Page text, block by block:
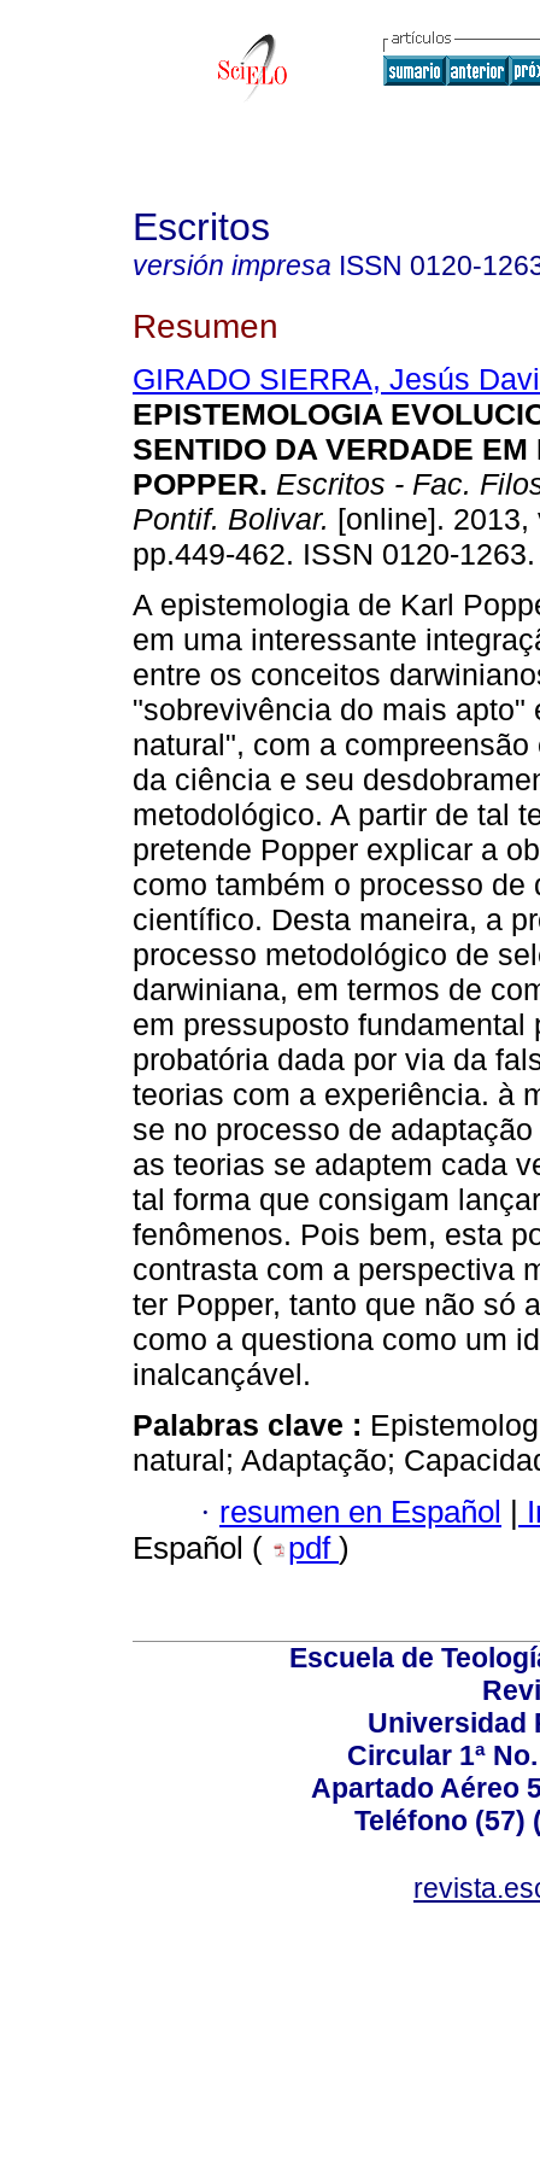
Escritos
versión impresa ISSN 0120-
Resumen
GIRADO SIERRA, Jesús
EPISTEMOLOGIA
SENTIDO DA VERDADE EM
POPPER. Escritos - Fac.
Pontif. Bolivar. [online]. 2013,
pp.449-462. ISSN 0120-1263.
A epistemologia de Karl
em uma interessante
entre os conceitos
"sobrevivência do mais apto"
natural", com a
da ciência e seu
metodológico. A partir de tal
pretende Popper explicar a
como também o processo
científico. Desta maneira, a
processo metodológico de
darwiniana, em termos de
em pressuposto
probatória dada por via da
teorias com a experiência. à
se no processo de
as teorias se adaptem cada
tal forma que consigam
fenômenos. Pois bem, esta
contrasta com a perspectiva
ter Popper, tanto que não só
como a questiona como um
inalcançável.
Palabras clave :
natural; Adaptação;
· resumen en Español |
Español (
pdf )
Escuela de
Universidad
Circular 1ª
Apartado Aéreo
Teléfono (57)